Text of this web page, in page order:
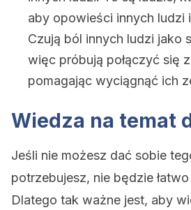
aby opowieści innych ludzi
Czują ból innych ludzi jako
więc próbują połączyć się
pomagając wyciągnąć ich
Wiedza na temat
Jeśli nie możesz dać sobie
potrzebujesz, nie będzie
Dlatego tak ważne jest, aby